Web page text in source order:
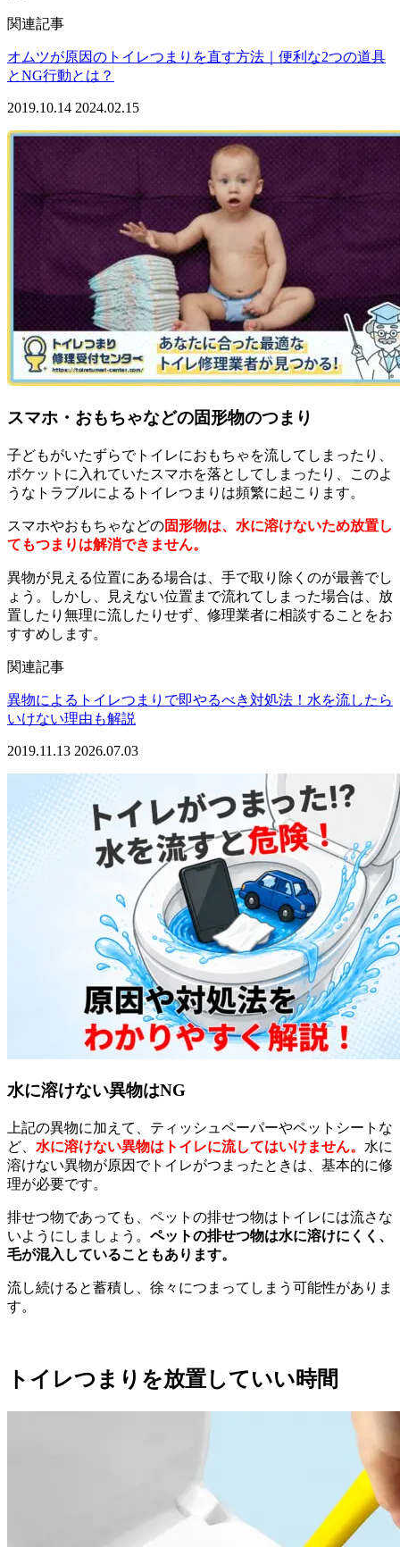
関連記事
オムツが原因のトイレつまりを直す方法｜便利な2つの道具
とNG行動とは？
2019.10.14 2024.02.15
スマホ・おもちゃなどの固形物のつまり
子どもがいたずらでトイレにおもちゃを流してしまったり、
ポケットに入れていたスマホを落としてしまったり、このよ
うなトラブルによるトイレつまりは頻繁に起こります。
スマホやおもちゃなどの固形物は、水に溶けないため放置し
てもつまりは解消できません。
異物が見える位置にある場合は、手で取り除くのが最善でし
ょう。しかし、見えない位置まで流れてしまった場合は、放
置したり無理に流したりせず、修理業者に相談することをお
すすめします。
関連記事
異物によるトイレつまりで即やるべき対処法！水を流したら
いけない理由も解説
2019.11.13 2026.07.03
水に溶けない異物はNG
上記の異物に加えて、ティッシュペーパーやペットシートな
ど、 水に溶けない異物はトイレに流してはいけません。 水に
溶けない異物が原因でトイレがつまったときは、基本的に修
理が必要です。
排せつ物であっても、ペットの排せつ物はトイレには流さな
いようにしましょう。 ペットの排せつ物は水に溶けにくく、
毛が混入していることもあります。
流し続けると蓄積し、徐々につまってしまう可能性がありま
す。
トイレつまりを放置していい時間